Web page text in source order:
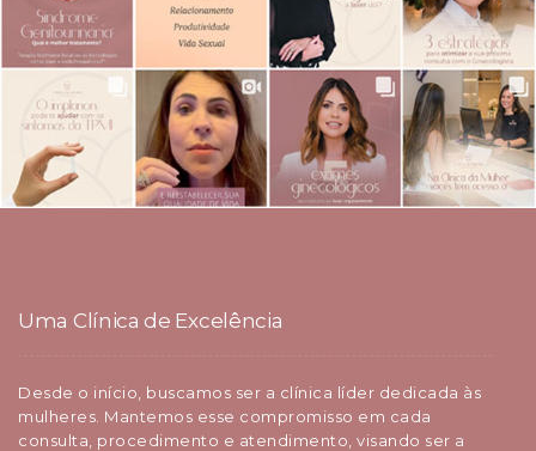
Uma Clínica de Excelência
Desde o início, buscamos ser a clínica líder dedicada às
mulheres. Mantemos esse compromisso em cada
consulta, procedimento e atendimento, visando ser a